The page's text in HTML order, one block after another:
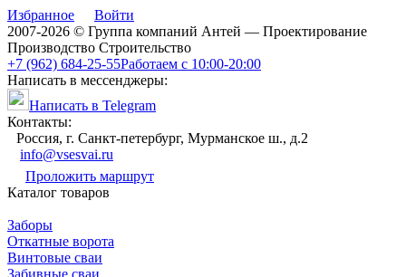
Избранное
Войти
2007-2026 © Группа компаний Антей — Проектирование
Производство Строительство
+7 (962) 684-25-55Работаем с 10:00-20:00
Написать в мессенджеры:
Написать в Telegram
Контакты:
Россия, г. Санкт-петербург, Мурманское ш., д.2
info@vsesvai.ru
Проложить маршрут
Каталог товаров
Заборы
Откатные ворота
Винтовые сваи
Забивные сваи